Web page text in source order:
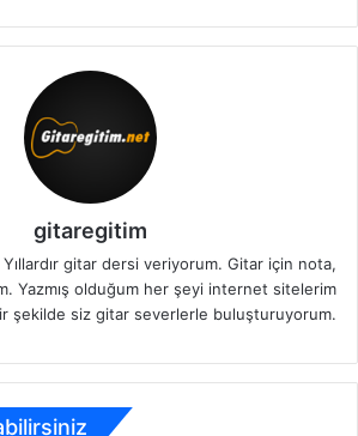
gitaregitim
gitar dersi veriyorum. Gitar için nota,
Yazmış olduğum her şeyi internet sitelerim
şekilde siz gitar severlerle buluşturuyorum.